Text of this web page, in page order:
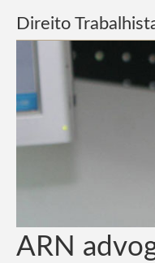
Direito
ARN